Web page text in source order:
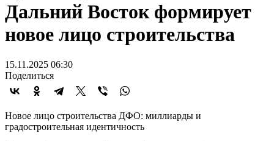
Дальний Восток формирует
новое лицо строительства
15.11.2025 06:30
Поделиться
Новое лицо строительства ДФО: миллиарды и
градостроительная идентичность